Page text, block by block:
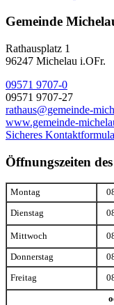
Gemeinde
Rathausplatz 1
96247 Michelau i.OFr.
09571 9707-0
09571 9707-27
rathaus@gemeinde-
www.gemeinde-
Sicheres
Öffnungszeiten
Montag
Dienstag
Mittwoch
Donnerstag
Freitag